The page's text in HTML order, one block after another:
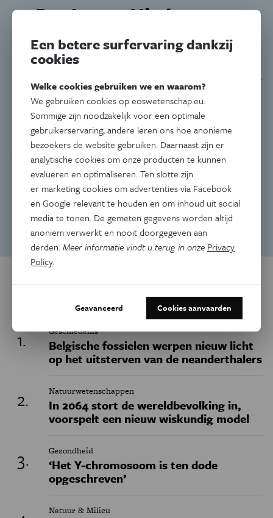
De Jonge Uitdagers -
Zomereditie 2026
Duik mee naar de bodem, ontrafel de geheimen van taal in je
brein, ontdek slimme robots, en reis naar de kermis van vroeger.
Deze zomereditie zit boordevol wetenschap, experimenten en
waanzinnige weetjes! Eén ding is zeker: vervelen hoeft deze
vakantie niet!
3 thema's:
Onder water
Taal in je brein
Robots
Kermis van vroeger
Bestel hier
Geschiedenis
Belgische fossielen werpen nieuw licht
op het uitsterven van de neanderthalers
Natuurwetenschappen
In 2064 stort de wereldbevolking in,
voorspelt een nieuw wiskundig model
Gezondheid
‘Het Y-chromosoom is ten dode
opgeschreven’
Natuur & Milieu
Een betere surfervaring dankzij
cookies
Welke cookies gebruiken we en waarom?
We gebruiken cookies op eoswetenschap.eu.
Sommige zijn noodzakelijk voor een optimale
gebruikerservaring, andere leren ons hoe anonieme
bezoekers de website gebruiken. Daarnaast zijn er
analytische cookies om onze producten te kunnen
evalueren en optimaliseren. Ten slotte zijn
er marketing cookies om advertenties via Facebook
en Google relevant te houden en om inhoud uit social
media te tonen. De gemeten gegevens worden altijd
anoniem verwerkt en nooit doorgegeven aan
derden.Meer informatie vindt u terug in onze Privacy
Policy.
Geavanceerd Cookies aanvaarden